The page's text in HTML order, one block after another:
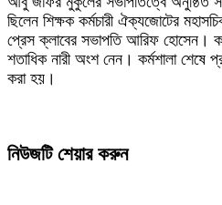
ছিলেন শিক্ষক কর্মচারী ঐক্যজোটের
প্রেস ক্লাবের সভাপতি আরিফ হোসেন।
শতাধিক নারী অংশ নেন। কর্মশালা শেষে
করা হয়।
নিউজটি শেয়ার করুন